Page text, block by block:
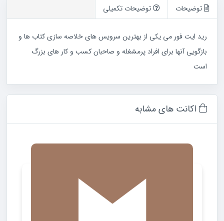
عدد
توضیحات توضیحات تکمیلی
رید ایت فور می یکی از بهترین سرویس های خلاصه سازی کتاب ها و
بازگویی آنها برای افراد پرمشغله و صاحبان کسب و کار های بزرگ
است
اکانت های مشابه